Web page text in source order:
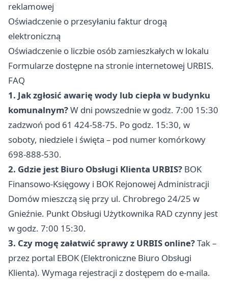
reklamowej
Oświadczenie o przesyłaniu faktur drogą
elektroniczną
Oświadczenie o liczbie osób zamieszkałych w lokalu
Formularze dostępne na stronie internetowej URBIS.
FAQ
1. Jak zgłosić awarię wody lub ciepła w budynku
komunalnym?W dni powszednie w godz. 7:00 15:30
zadzwoń pod 61 424-58-75. Po godz. 15:30, w
soboty, niedziele i święta – pod numer komórkowy
698-888-530.
2. Gdzie jest Biuro Obsługi Klienta URBIS? BOK
Finansowo-Księgowy i BOK Rejonowej Administracji
Domów mieszczą się przy ul. Chrobrego 24/25 w
Gnieźnie. Punkt Obsługi Użytkownika RAD czynny jest
w godz. 7:00 15:30.
3. Czy mogę załatwić sprawy z URBIS online?Tak –
przez portal EBOK (Elektroniczne Biuro Obsługi
Klienta). Wymaga rejestracji z dostępem do e-maila.